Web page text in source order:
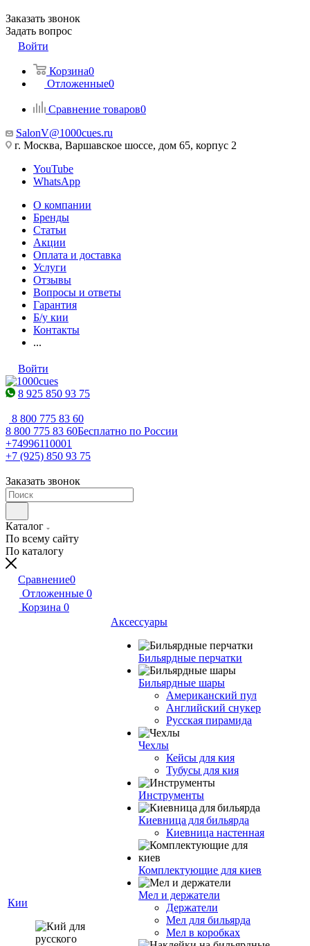
Заказать звонок
Задать вопрос
Войти
Корзина0
Отложенные0
Сравнение товаров0
SalonV@1000cues.ru
г. Москва, Варшавское шоссе, дом 65, корпус 2
YouTube
WhatsApp
О компании
Бренды
Статьи
Акции
Оплата и доставка
Услуги
Отзывы
Вопросы и ответы
Гарантия
Б/у кии
Контакты
...
Войти
8 925 850 93 75
8 800 775 83 60
8 800 775 83 60Бесплатно по России
+74996110001
+7 (925) 850 93 75
Заказать звонок
Каталог
По всему сайту
По каталогу
Сравнение0
Отложенные 0
Корзина 0
Кии
Аксессуары
Бильярдные перчатки
Бильярдные шары
Американский пул
Английский снукер
Русская пирамида
Чехлы
Кейсы для кия
Тубусы для кия
Инструменты
Киевница для бильярда
Киевница настенная
Комплектующие для киев
Мел и держатели
Держатели
Мел для бильярда
Мел в коробках